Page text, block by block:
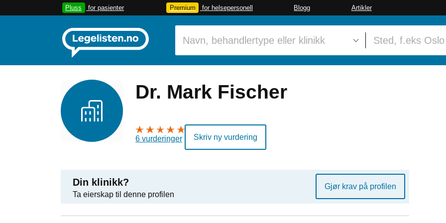
Pluss for pasienter Premium for helsepersonell Blogg Artikler
Dr. Mark Fischer
6 vurderinger Skriv ny vurdering
Din klinikk?
Ta eierskap til denne profilen
Gjør krav på profilen